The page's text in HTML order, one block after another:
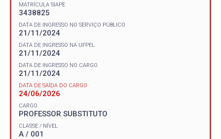
MATRÍCULA SIAPE
3438825
DATA DE INGRESSO NO SERVIÇO PÚBLICO
21/11/2024
DATA DE INGRESSO NA UFPEL
21/11/2024
DATA DE INGRESSO NO CARGO
21/11/2024
DATA DE SAÍDA DO CARGO
24/06/2026
CARGO
PROFESSOR SUBSTITUTO
CLASSE / NÍVEL
A / 001